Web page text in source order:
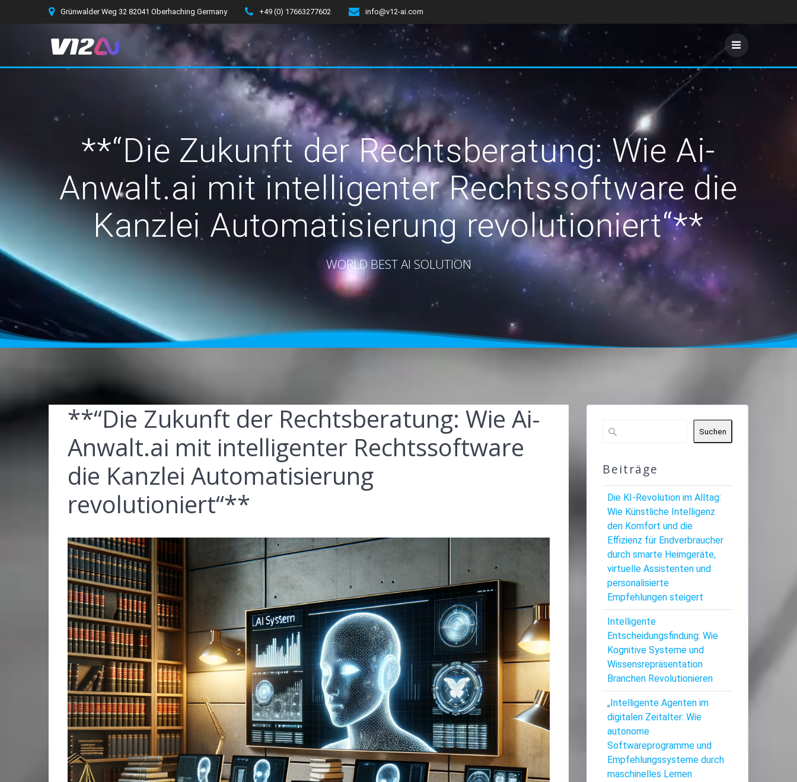
Grünwalder Weg 32 82041 Oberhaching Germany +49 (0) 17663277602 info@v12-ai.com
**“Die Zukunft der Rechtsberatung: Wie Ai-
Anwalt.ai mit intelligenter Rechtssoftware die
Kanzlei Automatisierung revolutioniert“**
WORLD BEST AI SOLUTION
**“Die Zukunft der Rechtsberatung: Wie Ai-
Anwalt.ai mit intelligenter Rechtssoftware
die Kanzlei Automatisierung
revolutioniert“**
Suchen
Beiträge
Die KI-Revolution im Alltag:
Wie Künstliche Intelligenz
den Komfort und die
Effizienz für Endverbraucher
durch smarte Heimgeräte,
virtuelle Assistenten und
personalisierte
Empfehlungen steigert
Intelligente
Entscheidungsfindung: Wie
Kognitive Systeme und
Wissensrepräsentation
Branchen Revolutionieren
„Intelligente Agenten im
digitalen Zeitalter: Wie
autonome
Softwareprogramme und
Empfehlungssysteme durch
maschinelles Lernen